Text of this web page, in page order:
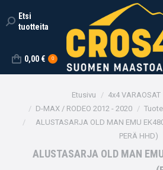
Search:
Etsi
tuotteita
0,00 € 0
Etusivu 4x4 VARAOSAT
D-MAX / RODEO 2012 - 2020
ALUSTASARJA OLD MAN EMU
PERÄ HHD)
ALUSTASARJA OLD MAN